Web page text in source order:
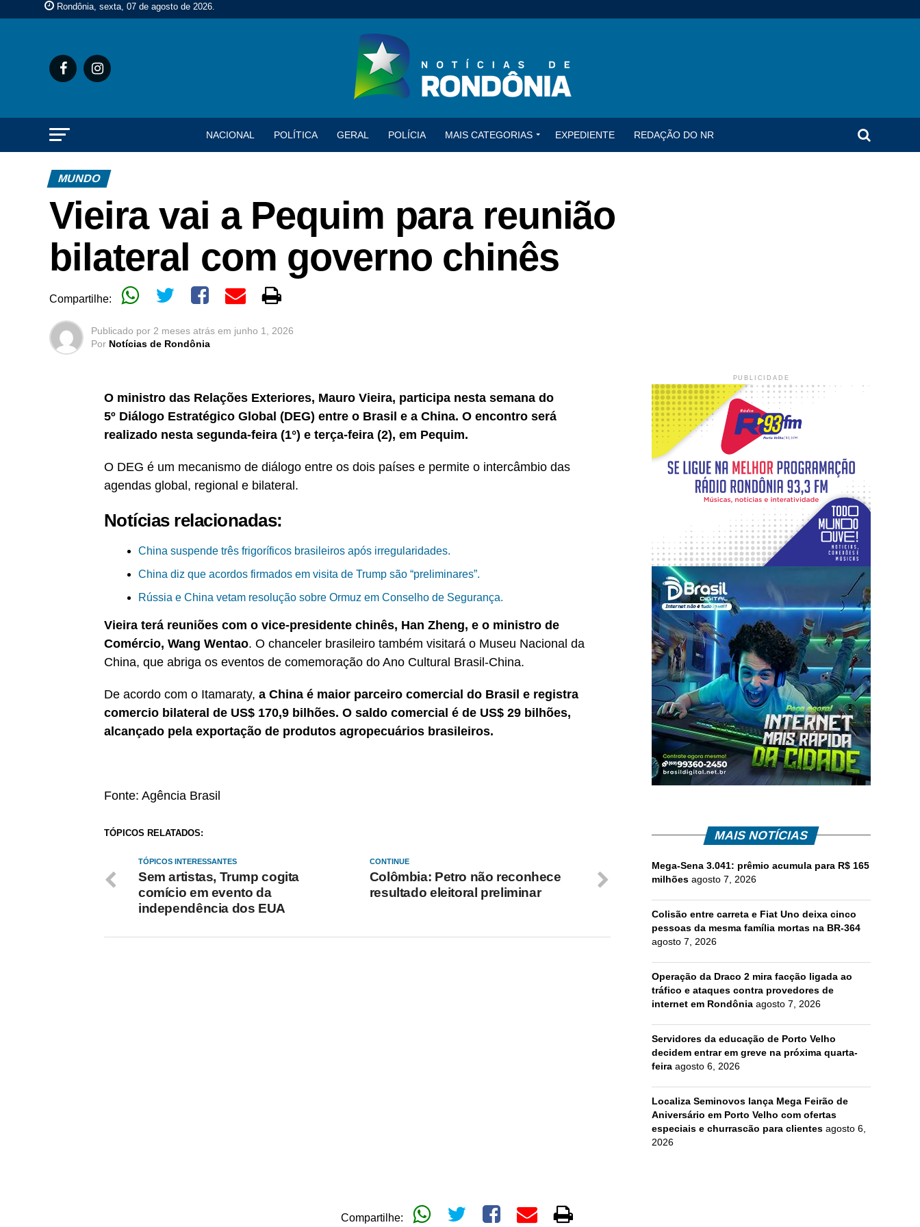
Rondônia, sexta, 07 de agosto de 2026.
NACIONAL POLÍTICA GERAL POLÍCIA MAIS CATEGORIAS EXPEDIENTE REDAÇÃO DO NR
MUNDO
Vieira vai a Pequim para reunião
bilateral com governo chinês
Compartilhe:
Publicado por 2 meses atrás em junho 1, 2026
Por Notícias de Rondônia
O ministro das Relações Exteriores, Mauro Vieira, participa nesta semana do
5º Diálogo Estratégico Global (DEG) entre o Brasil e a China. O encontro será
realizado nesta segunda-feira (1°) e terça-feira (2), em Pequim.
O DEG é um mecanismo de diálogo entre os dois países e permite o intercâmbio das
agendas global, regional e bilateral.
Notícias relacionadas:
China suspende três frigoríficos brasileiros após irregularidades.
China diz que acordos firmados em visita de Trump são “preliminares”.
Rússia e China vetam resolução sobre Ormuz em Conselho de Segurança.
Vieira terá reuniões com o vice-presidente chinês, Han Zheng, e o ministro de
Comércio, Wang Wentao. O chanceler brasileiro também visitará o Museu Nacional da
China, que abriga os eventos de comemoração do Ano Cultural Brasil-China.
De acordo com o Itamaraty, a China é maior parceiro comercial do Brasil e registra
comercio bilateral de US$ 170,9 bilhões. O saldo comercial é de US$ 29 bilhões,
alcançado pela exportação de produtos agropecuários brasileiros.
Fonte: Agência Brasil
TÓPICOS RELATADOS:
CONTINUE
Colômbia: Petro não reconhece
resultado eleitoral preliminar
TÓPICOS INTERESSANTES
Sem artistas, Trump cogita
comício em evento da
independência dos EUA
PUBLICIDADE
MAIS NOTÍCIAS
Mega-Sena 3.041: prêmio acumula para R$ 165
milhões agosto 7, 2026
Colisão entre carreta e Fiat Uno deixa cinco
pessoas da mesma família mortas na BR-364
agosto 7, 2026
Operação da Draco 2 mira facção ligada ao
tráfico e ataques contra provedores de
internet em Rondônia agosto 7, 2026
Servidores da educação de Porto Velho
decidem entrar em greve na próxima quarta-
feira agosto 6, 2026
Localiza Seminovos lança Mega Feirão de
Aniversário em Porto Velho com ofertas
especiais e churrascão para clientes agosto 6,
2026
Compartilhe: